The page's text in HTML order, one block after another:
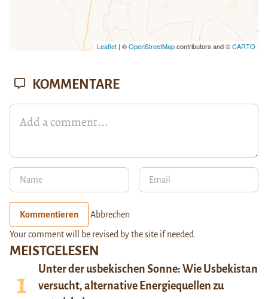
Leaflet| ©OpenStreetMapcontributors and ©CARTO
MEISTGELESEN
Unter der usbekischen Sonne: Wie Usbekistan
versucht, alternative Energiequellen zu
KOMMENTARE
Kommentieren Abbrechen
Your comment will be revised by the site if needed.